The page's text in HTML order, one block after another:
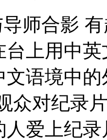
师合影
台上用中
语境中
众对纪录
人爱上纪